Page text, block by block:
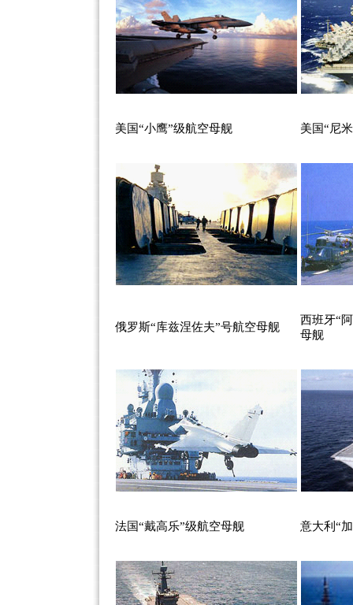
美国“小鹰”级航空母舰 美国“尼
俄罗斯“库兹涅佐夫”号航空母舰
西班牙“
母舰
法国“戴高乐”级航空母舰 意大利“